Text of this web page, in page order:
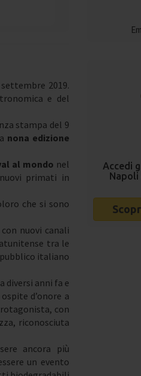
2019.
e del
stampa del 9
nona edizione
al mondo nel
primati in
che si sono
nuovi canali
tra le
italiano
diversi anni fa e
d’onore a
con
riconosciuta
ancora più
un evento
Accedi